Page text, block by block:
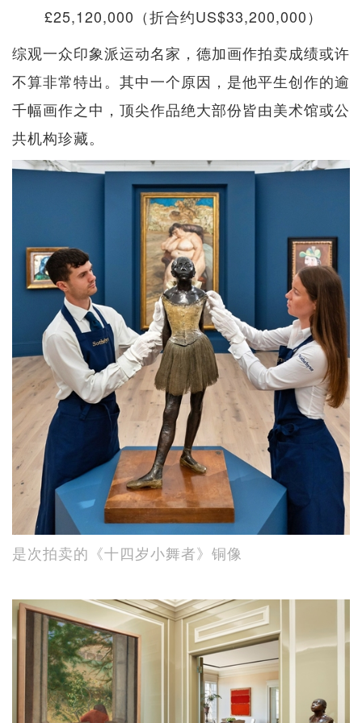
£25,120,000（折合约US$33,200,000）
综观一众印象派运动名家，德加画作拍卖成绩或许
不算非常特出。其中一个原因，是他平生创作的逾
千幅画作之中，顶尖作品绝大部份皆由美术馆或公
共机构珍藏。
是次拍卖的《十四岁小舞者》铜像